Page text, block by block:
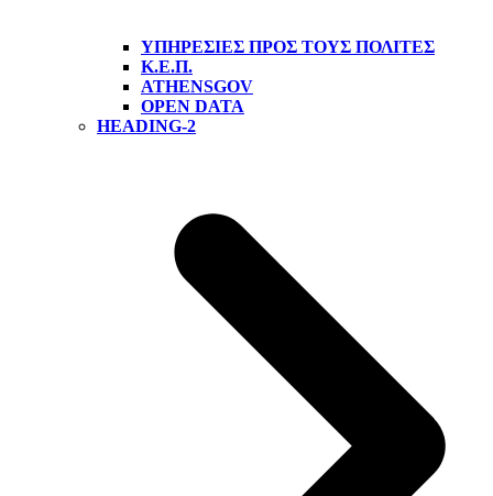
ΥΠΗΡΕΣΊΕΣ ΠΡΟΣ ΤΟΥΣ ΠΟΛΊΤΕΣ
Κ.Ε.Π.
ATHENSGOV
OPEN DATA
HEADING-2